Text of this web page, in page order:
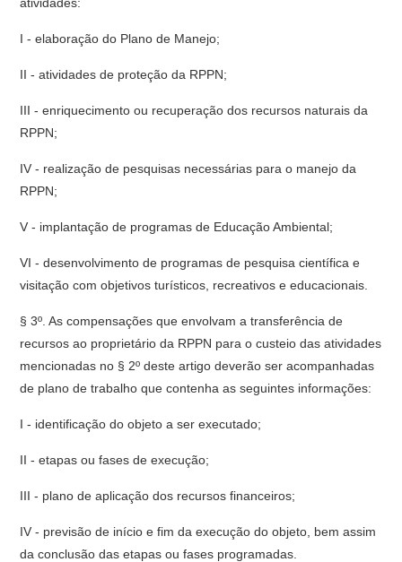
I - elaboração do Plano de Manejo;
II - atividades de proteção da RPPN;
III - enriquecimento ou recuperação dos recursos naturais da
RPPN;
IV - realização de pesquisas necessárias para o manejo da
RPPN;
V - implantação de programas de Educação Ambiental;
VI - desenvolvimento de programas de pesquisa científica e
visitação com objetivos turísticos, recreativos e educacionais.
§ 3º. As compensações que envolvam a transferência de
recursos ao proprietário da RPPN para o custeio das atividades
mencionadas no § 2º deste artigo deverão ser acompanhadas
de plano de trabalho que contenha as seguintes informações:
I - identificação do objeto a ser executado;
II - etapas ou fases de execução;
III - plano de aplicação dos recursos financeiros;
IV - previsão de início e fim da execução do objeto, bem assim
da conclusão das etapas ou fases programadas.